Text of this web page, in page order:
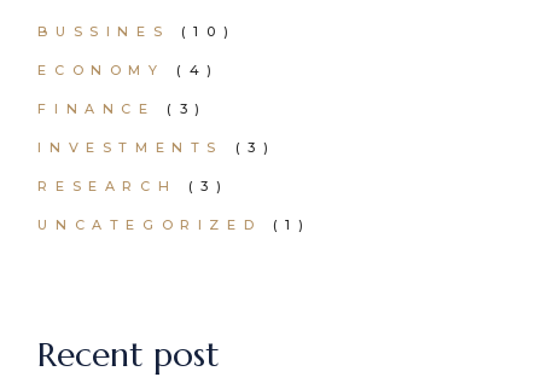
BUSSINES (10)
ECONOMY (4)
FINANCE (3)
INVESTMENTS (3)
RESEARCH (3)
UNCATEGORIZED (1)
Recent post